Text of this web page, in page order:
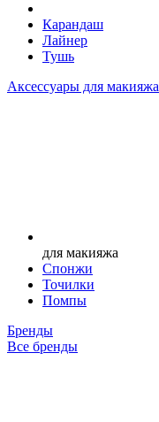
Карандаш
Лайнер
Тушь
Аксессуары для макияжа
для макияжа
Спонжи
Точилки
Помпы
Бренды
Все бренды